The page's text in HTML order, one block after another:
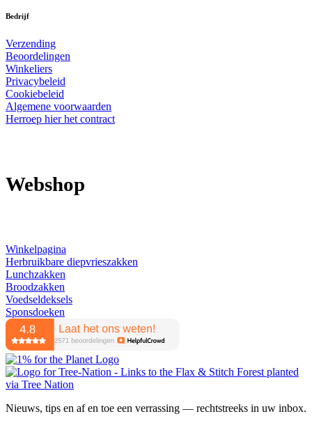
Bedrijf
Verzending
Beoordelingen
Winkeliers
Privacybeleid
Cookiebeleid
Algemene voorwaarden
Herroep hier het contract
Webshop
Winkelpagina
Herbruikbare diepvrieszakken
Lunchzakken
Broodzakken
Voedseldeksels
Sponsdoeken
Nieuws, tips en af en toe een verrassing — rechtstreeks in uw inbox.